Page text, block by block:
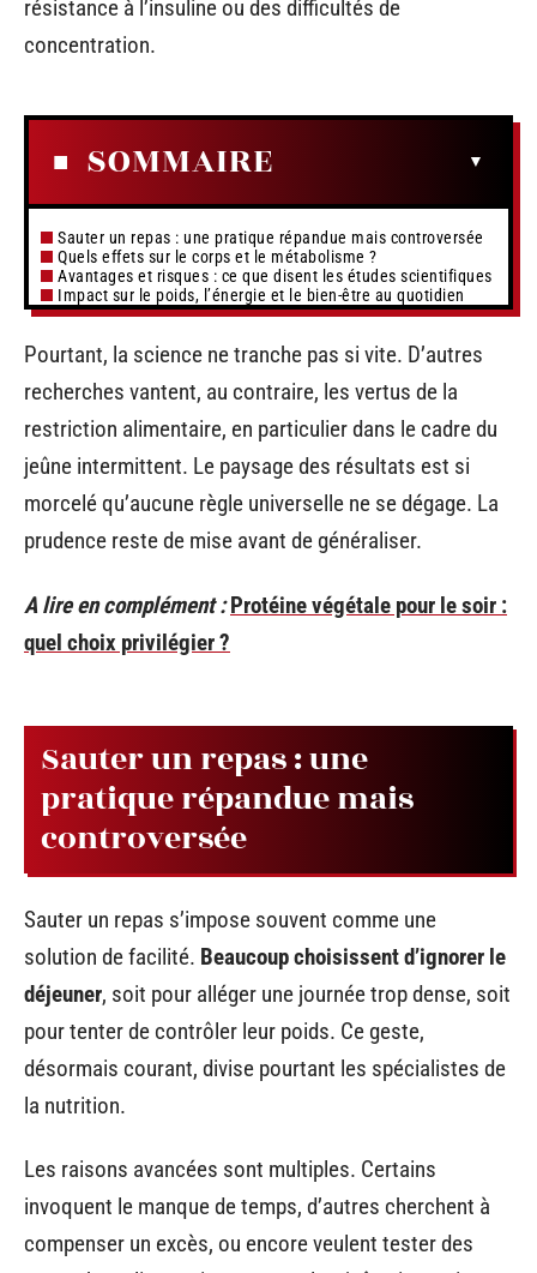
résistance à l’insuline ou des difficultés de
concentration.
SOMMAIRE
Sauter un repas : une pratique répandue mais controversée
Quels effets sur le corps et le métabolisme ?
Avantages et risques : ce que disent les études scientifiques
Impact sur le poids, l’énergie et le bien-être au quotidien
Pourtant, la science ne tranche pas si vite. D’autres
recherches vantent, au contraire, les vertus de la
restriction alimentaire, en particulier dans le cadre du
jeûne intermittent. Le paysage des résultats est si
morcelé qu’aucune règle universelle ne se dégage. La
prudence reste de mise avant de généraliser.
A lire en complément : Protéine végétale pour le soir :
quel choix privilégier ?
Sauter un repas : une
pratique répandue mais
controversée
Sauter un repas s’impose souvent comme une
solution de facilité. Beaucoup choisissent d’ignorer le
déjeuner, soit pour alléger une journée trop dense, soit
pour tenter de contrôler leur poids. Ce geste,
désormais courant, divise pourtant les spécialistes de
la nutrition.
Les raisons avancées sont multiples. Certains
invoquent le manque de temps, d’autres cherchent à
compenser un excès, ou encore veulent tester des